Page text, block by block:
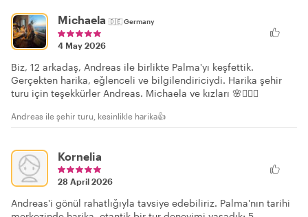
Michaela 🇩🇪Germany
4 May 2026
Biz, 12 arkadaş, Andreas ile birlikte Palma'yı keşfettik.
Gerçekten harika, eğlenceli ve bilgilendiriciydi. Harika şehir
turu için teşekkürler Andreas. Michaela ve kızları 🌸🙋🏼‍♀️
Andreas ile şehir turu, kesinlikle harika👍
Kornelia
28 April 2026
Andreas'i gönül rahatlığıyla tavsiye edebiliriz. Palma'nın tarihi